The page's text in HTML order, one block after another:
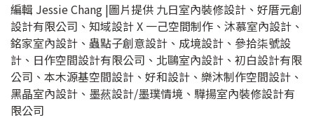
編輯 Jessie Chang |圖片提供 九日室內裝修設計、好厝元創
設計有限公司、知域設計 X 一己空間制作、沐慕室內設計、
銘家室內設計、蟲點子創意設計、成境設計、參拾柒號設
計、日作空間設計有限公司、北鷗室內設計、初白設計有限
公司、本木源基空間設計、好和設計、樂沐制作空間設計、
黑晶室內設計、墨䔳設計/墨璞情境、驊揚室內裝修設計有
限公司